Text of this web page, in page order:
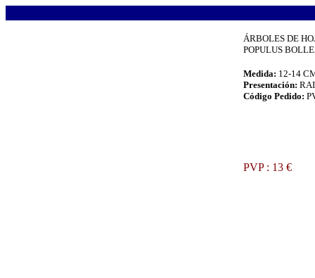
ÁRBOLES DE
POPULUS
Medida: 12-14
Presentación:
Código Pedido:
PVP : 13 €